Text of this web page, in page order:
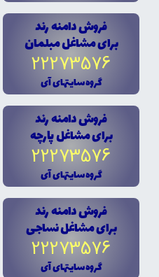
فروش دامنه رند
براى مشاغل مبلمان
22273576
گروه سايتهاى آى
فروش دامنه رند
براى مشاغل پارچه
22273576
گروه سايتهاى آى
فروش دامنه رند
براى مشاغل نساجى
22273576
گروه سايتهاى آى